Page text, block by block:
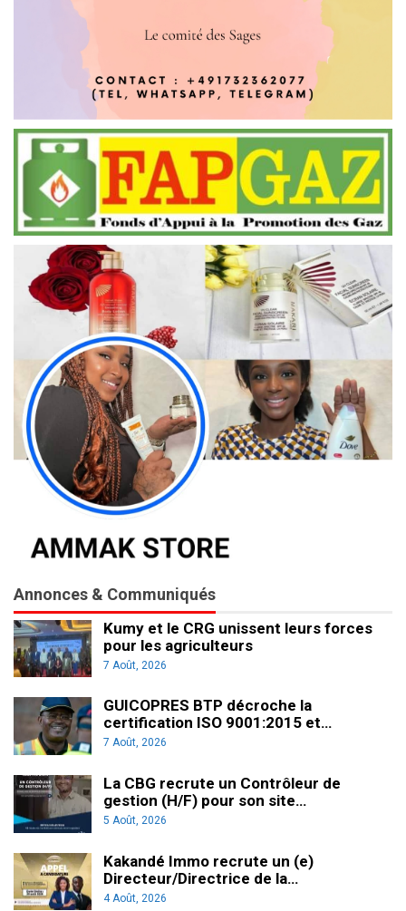
Annonces & Communiqués
Kumy et le CRG unissent leurs forces
pour les agriculteurs
7 Août, 2026
GUICOPRES BTP décroche la
certification ISO 9001:2015 et…
7 Août, 2026
La CBG recrute un Contrôleur de
gestion (H/F) pour son site…
5 Août, 2026
Kakandé Immo recrute un (e)
Directeur/Directrice de la…
4 Août, 2026